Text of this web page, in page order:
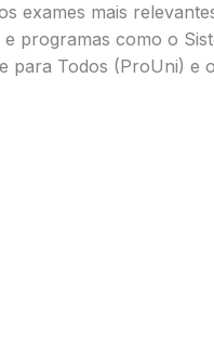
exames mais
programas como o
para Todos (ProUni) e